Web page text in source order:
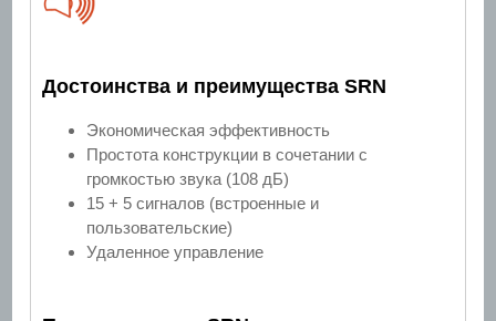
Достоинства и преимущества SRN
Экономическая эффективность
Простота конструкции в сочетании с
громкостью звука (108 дБ)
15 + 5 сигналов (встроенные и
пользовательские)
Удаленное управление